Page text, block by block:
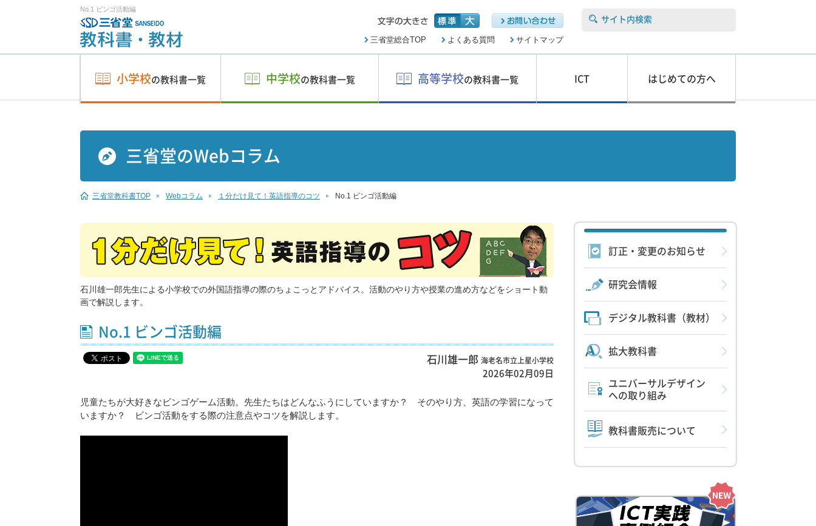
No.1 ビンゴ活動編
サイト内検索
三省堂総合TOP よくある質問 サイトマップ
小学校の教科書一覧 中学校の教科書一覧 高等学校の教科書一覧 ICT はじめての方へ
三省堂のWebコラム
三省堂教科書TOP Webコラム １分だけ見て！英語指導のコツ No.1 ビンゴ活動編
石川雄一郎先生による小学校での外国語指導の際のちょこっとアドバイス。活動のやり方や授業の進め方などをショート動
画で解説します。
No.1 ビンゴ活動編
石川雄一郎 海老名市立上星小学校
2026年02月09日
児童たちが大好きなビンゴゲーム活動。先生たちはどんなふうにしていますか？ そのやり方、英語の学習になって
いますか？ ビンゴ活動をする際の注意点やコツを解説します。
訂正・変更のお知らせ
研究会情報
デジタル教科書（教材）
拡大教科書
ユニバーサルデザイン
への取り組み
教科書販売について